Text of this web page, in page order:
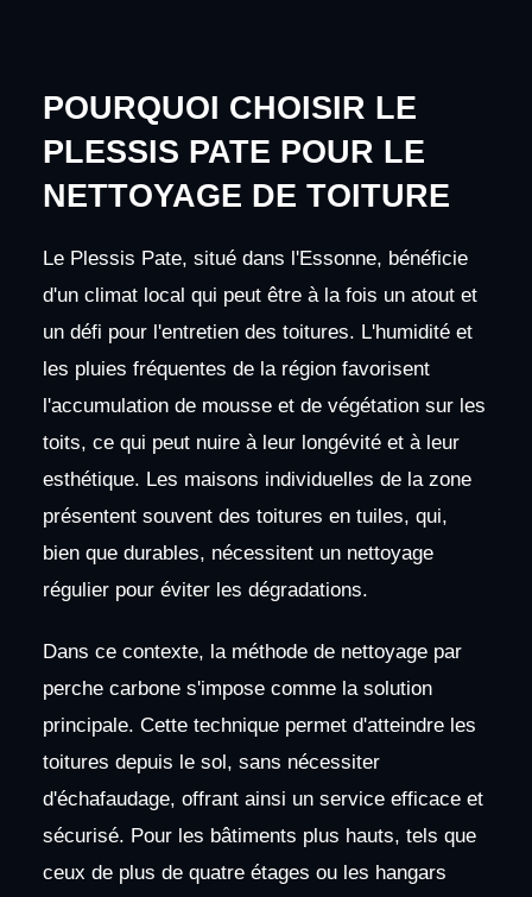
POURQUOI CHOISIR LE
PLESSIS PATE POUR LE
NETTOYAGE DE TOITURE
Le Plessis Pate, situé dans l'Essonne, bénéficie
d'un climat local qui peut être à la fois un atout et
un défi pour l'entretien des toitures. L'humidité et
les pluies fréquentes de la région favorisent
l'accumulation de mousse et de végétation sur les
toits, ce qui peut nuire à leur longévité et à leur
esthétique. Les maisons individuelles de la zone
présentent souvent des toitures en tuiles, qui,
bien que durables, nécessitent un nettoyage
régulier pour éviter les dégradations.
Dans ce contexte, la méthode de nettoyage par
perche carbone s'impose comme la solution
principale. Cette technique permet d'atteindre les
toitures depuis le sol, sans nécessiter
d'échafaudage, offrant ainsi un service efficace et
sécurisé. Pour les bâtiments plus hauts, tels que
ceux de plus de quatre étages ou les hangars